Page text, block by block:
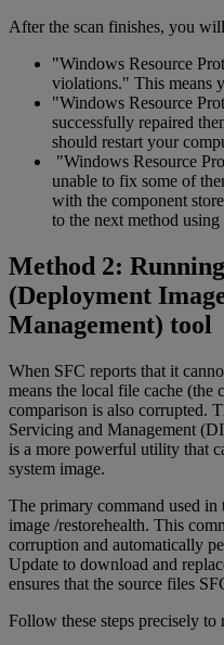
After the scan finishes, you
"Windows Resource
violations." This means
"Windows Resource
successfully repaired
should restart your
"Windows Resource
unable to fix some of
with the component
to the next method
Method 2:
(Deployment
Management) tool
When SFC reports that it
means the local file cache (the
comparison is also corrupted.
Servicing and Management
is a more powerful utility that
system image.
The primary command used
image /restorehealth. This
corruption and automatically
Update to download and
ensures that the source files
Follow these steps precisely